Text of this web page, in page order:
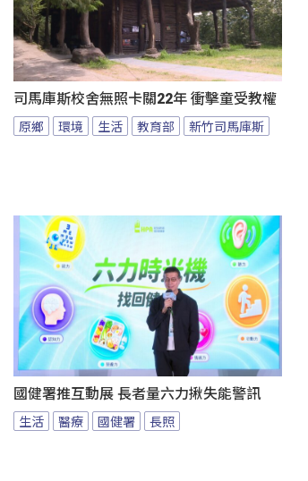
司馬庫斯校舍無照卡關22年 衝擊童受教權
原鄉 環境 生活 教育部 新竹司馬庫斯
國健署推互動展 長者量六力揪失能警訊
生活 醫療 國健署 長照